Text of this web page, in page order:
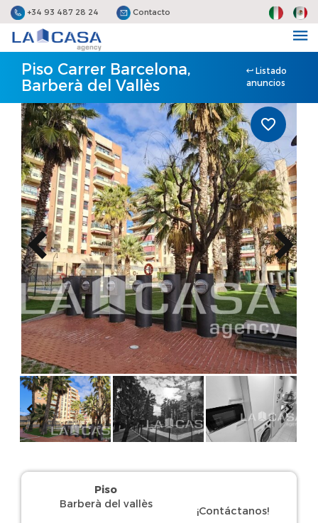
+34 93 487 28 24 Contacto
Piso Carrer Barcelona,
Barberà del Vallès
Listado
anuncios
Piso
Barberà del vallès
¡Contáctanos!